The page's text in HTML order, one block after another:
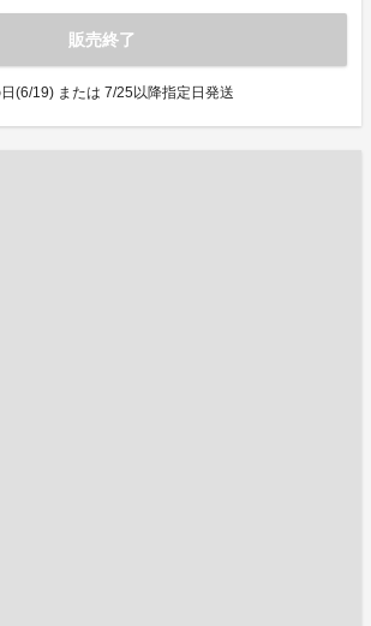
販売終了
(6/19) または 7/25以降指定日発送